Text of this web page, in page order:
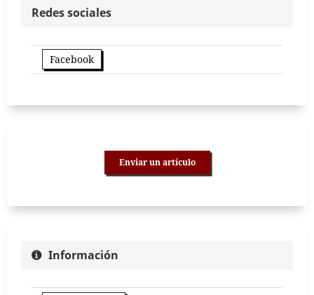
Redes sociales
Facebook
Enviar un artículo
Información